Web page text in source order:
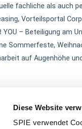
Diese Website
SPIE verwendet
fachliche als auch
Vorteilsportal
YOU – Beteiligung am
Sommerfeste,
auf Augenhöhe
lse.com
40